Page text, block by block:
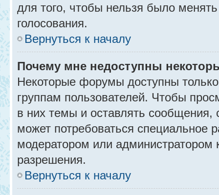
для того, чтобы нельзя было
голосования.
Вернуться к началу
Почему мне недоступны
Некоторые форумы доступны
группам пользователей. Чтобы
в них темы и оставлять сообщения,
может потребоваться специальное
модератором или администратором
разрешения.
Вернуться к началу